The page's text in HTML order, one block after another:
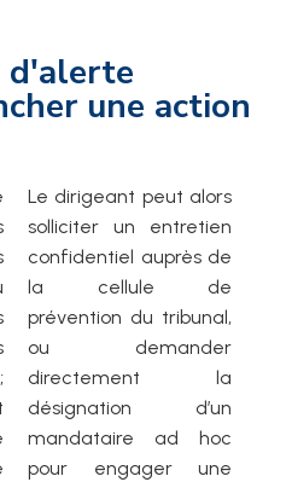
d'alerte
une action
Le dirigeant peut alors
solliciter un entretien
confidentiel auprès de
la cellule de
prévention du tribunal,
ou demander
directement la
désignation d’un
mandataire ad hoc
pour engager une